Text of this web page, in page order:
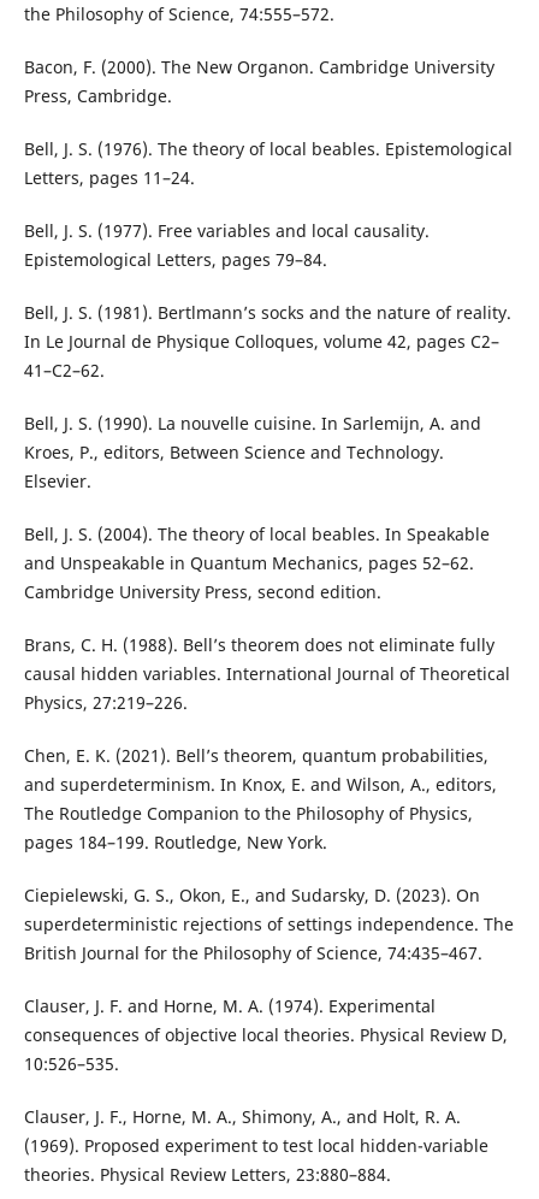
the Philosophy of Science, 74:555–572.
Bacon, F. (2000). The New Organon. Cambridge University
Press, Cambridge.
Bell, J. S. (1976). The theory of local beables. Epistemological
Letters, pages 11–24.
Bell, J. S. (1977). Free variables and local causality.
Epistemological Letters, pages 79–84.
Bell, J. S. (1981). Bertlmann’s socks and the nature of reality.
In Le Journal de Physique Colloques, volume 42, pages C2–
41–C2–62.
Bell, J. S. (1990). La nouvelle cuisine. In Sarlemijn, A. and
Kroes, P., editors, Between Science and Technology.
Elsevier.
Bell, J. S. (2004). The theory of local beables. In Speakable
and Unspeakable in Quantum Mechanics, pages 52–62.
Cambridge University Press, second edition.
Brans, C. H. (1988). Bell’s theorem does not eliminate fully
causal hidden variables. International Journal of Theoretical
Physics, 27:219–226.
Chen, E. K. (2021). Bell’s theorem, quantum probabilities,
and superdeterminism. In Knox, E. and Wilson, A., editors,
The Routledge Companion to the Philosophy of Physics,
pages 184–199. Routledge, New York.
Ciepielewski, G. S., Okon, E., and Sudarsky, D. (2023). On
superdeterministic rejections of settings independence. The
British Journal for the Philosophy of Science, 74:435–467.
Clauser, J. F. and Horne, M. A. (1974). Experimental
consequences of objective local theories. Physical Review D,
10:526–535.
Clauser, J. F., Horne, M. A., Shimony, A., and Holt, R. A.
(1969). Proposed experiment to test local hidden-variable
theories. Physical Review Letters, 23:880–884.